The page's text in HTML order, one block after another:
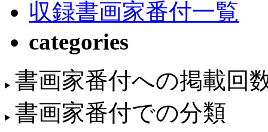
収録書画家番付一覧
categories
書画家番付への掲載回
書画家番付での分類